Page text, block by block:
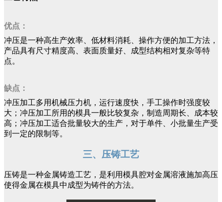
优点：
冲压是一种高生产效率、低材料消耗、操作方便的加工方法，
产品具有尺寸精度高、表面质量好、成型结构相对复杂等特
点。
缺点：
冲压加工多用机械压力机，运行速度快，手工操作时强度较
大；冲压加工所用的模具一般比较复杂，制造周期长、成本较
高；冲压加工适合批量较大的生产，对于单件、小批量生产受
到一定的限制等。
三、压铸工艺
压铸是一种金属铸造工艺，是利用模具腔对金属溶液施加高压
使得金属在模具中成型为铸件的方法。